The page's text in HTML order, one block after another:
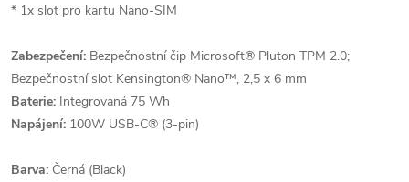
* 1x slot pro kartu Nano-SIM
Zabezpečení: Bezpečnostní čip Microsoft® Pluton TPM 2.0;
Bezpečnostní slot Kensington® Nano™, 2,5 x 6 mm
Baterie: Integrovaná 75 Wh
Napájení: 100W USB-C® (3-pin)
Barva: Černá (Black)